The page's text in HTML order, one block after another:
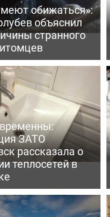
обижаться»:
объяснил
странного
ЗАТО
рассказала о
теплосетей в